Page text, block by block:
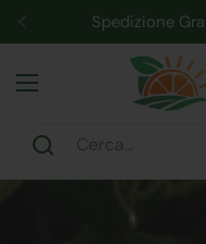
Passa ai contenuti
PrecedenteSpedizione
Apri menu